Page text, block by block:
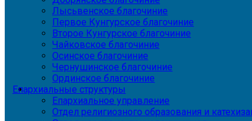
Лысьвенское благочиние
Первое Кунгурское благочиние
Второе Кунгурское благочиние
Чайковское благочиние
Осинское благочиние
Чернушинское благочиние
Ординское благочиние
Епархиальные структуры
Епархиальное управление
Отдел религиозного образования и